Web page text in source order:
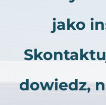
jako
dowiedz,